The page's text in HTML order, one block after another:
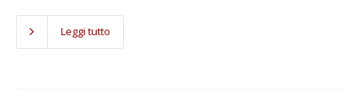
Leggi tutto